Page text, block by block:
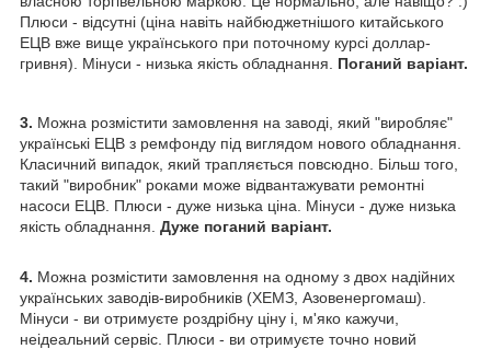
Плюси - відсутні (ціна навіть найбюджетнішого китайського
ЕЦВ вже вище українського при поточному курсі доллар-
гривня). Мінуси - низька якість обладнання. Поганий варіант.
3. Можна розмістити замовлення на заводі, який "виробляє"
українські ЕЦВ з ремфонду під виглядом нового обладнання.
Класичний випадок, який трапляється повсюдно. Більш того,
такий "виробник" роками може відвантажувати ремонтні
насоси ЕЦВ. Плюси - дуже низька ціна. Мінуси - дуже низька
якість обладнання. Дуже поганий варіант.
4. Можна розмістити замовлення на одному з двох надійних
українських заводів-виробників (ХЕМЗ, Азовенергомаш).
Мінуси - ви отримуєте роздрібну ціну і, м'яко кажучи,
неідеальний сервіс. Плюси - ви отримуєте точно новий